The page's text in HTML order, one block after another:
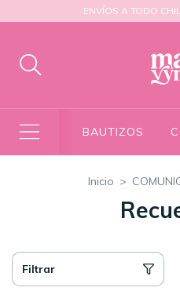
ENVÍOS A TODO
BAUTIZOS
Inicio >
Filtrar